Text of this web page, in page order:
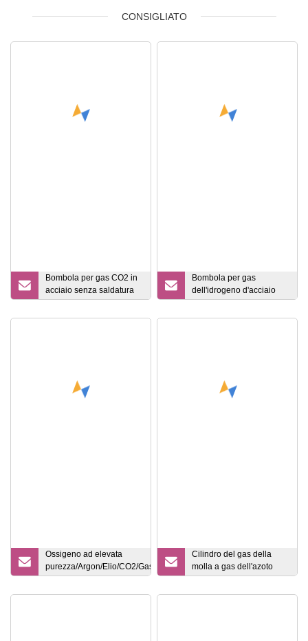
CONSIGLIATO
Bombola per gas CO2 in
acciaio senza saldatura
con contenitore ad alta
Bombola per gas
dell'idrogeno d'acciaio
senza cuciture del
Ossigeno ad elevata
purezza/Argon/Elio/CO2/Gas
N2o/Acetilene/Etilene Gas
Cilindro del gas della
molla a gas dell'azoto
dell'asta del pistone